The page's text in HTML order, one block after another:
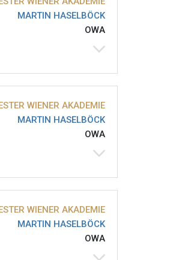
MARTIN HASELBÖCK
OWA
WIENER AKADEMIE
MARTIN HASELBÖCK
OWA
WIENER AKADEMIE
MARTIN HASELBÖCK
OWA